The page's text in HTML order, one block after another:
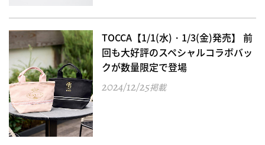
TOCCA【1/1(水)・1/3(金)発売】 前
回も大好評のスペシャルコラボバッ
クが数量限定で登場
2024/12/25掲載